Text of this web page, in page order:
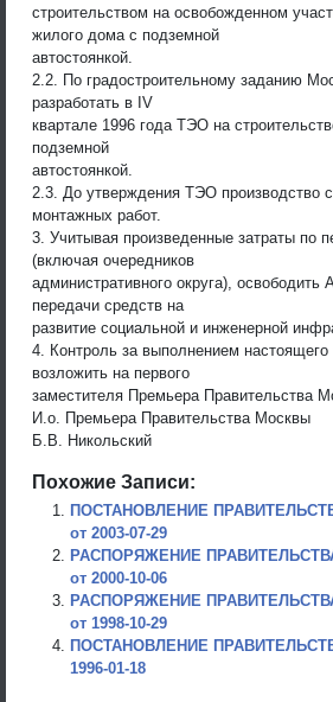
строительством на освобожденном
жилого дома с подземной
автостоянкой.
2.2. По градостроительному заданию
разработать в IV
квартале 1996 года ТЭО на
подземной
автостоянкой.
2.3. До утверждения ТЭО производство
монтажных работ.
3. Учитывая произведенные затраты по
(включая очередников
административного округа),
передачи средств на
развитие социальной и инженерной
4. Контроль за выполнением настоящего
возложить на первого
заместителя Премьера Правительства
И.о. Премьера Правительства Москвы
Б.В. Никольский
Похожие Записи:
ПОСТАНОВЛЕНИЕ
от 2003-07-29
РАСПОРЯЖЕНИЕ
от 2000-10-06
РАСПОРЯЖЕНИЕ
от 1998-10-29
ПОСТАНОВЛЕНИЕ
1996-01-18